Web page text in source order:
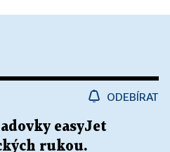
ODEBÍRAT
easyJet
rukou.